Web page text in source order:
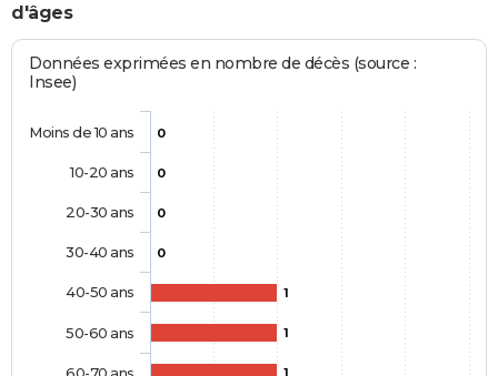
d'âges
Données exprimées en nombre de décès (source :
Insee)
0
0
0
0
1
1
Moins de 10 ans
10-20 ans
20-30 ans
30-40 ans
40-50 ans
50-60 ans